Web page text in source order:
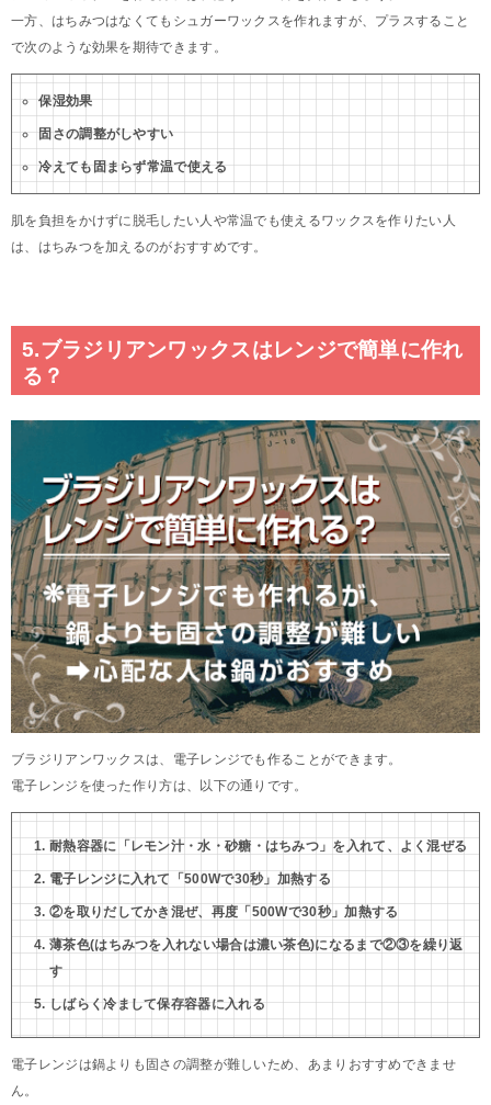
一方、はちみつはなくてもシュガーワックスを作れますが、プラスすること
で次のような効果を期待できます。
保湿効果
固さの調整がしやすい
冷えても固まらず常温で使える
肌を負担をかけずに脱毛したい人や常温でも使えるワックスを作りたい人
は、はちみつを加えるのがおすすめです。
5.ブラジリアンワックスはレンジで簡単に作れ
る？
ブラジリアンワックスは、電子レンジでも作ることができます。
電子レンジを使った作り方は、以下の通りです。
耐熱容器に「レモン汁・水・砂糖・はちみつ」を入れて、よく混ぜる
電子レンジに入れて「500Wで30秒」加熱する
②を取りだしてかき混ぜ、再度「500Wで30秒」加熱する
薄茶色(はちみつを入れない場合は濃い茶色)になるまで②③を繰り返
す
しばらく冷まして保存容器に入れる
電子レンジは鍋よりも固さの調整が難しいため、あまりおすすめできませ
ん。